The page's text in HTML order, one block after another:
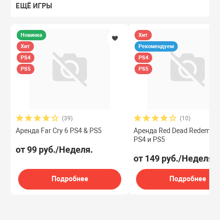
ЕЩЁ ИГРЫ
Новинка
Хит
PS4
PS5
(39)
Аренда Far Cry 6 PS4 & PS5
от 99 руб./Неделя.
Подробнее
Хит
Рекомендуем
PS4
PS5
(10)
Аренда Red Dead
PS4 и PS5
от 149 руб./Неделя.
Подробнее